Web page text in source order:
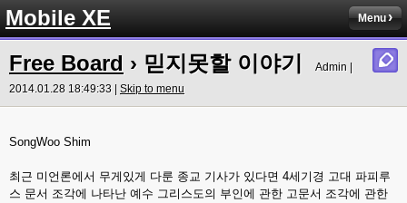
Mobile XE Menu
Free Board › 믿지못할 이야기
Admin |
2014.01.28 18:49:33 | Skip to menu
SongWoo Shim
최근 미언론에서 무게있게 다룬 종교 기사가 있다면 4세기경 고대 파피루
스 문서 조각에 나타난 예수 그리스도의 부인에 관한 고문서 조각에 관한